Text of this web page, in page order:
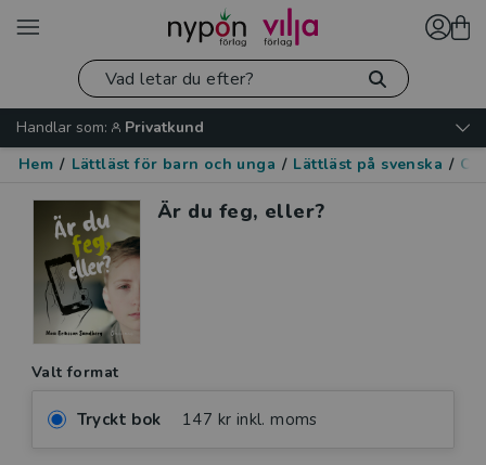
Handlar som:
Privatkund
Hem / Lättläst för barn och unga / Lättläst på svenska /
Är du feg, eller?
Valt format
Tryckt bok 147 kr inkl. moms